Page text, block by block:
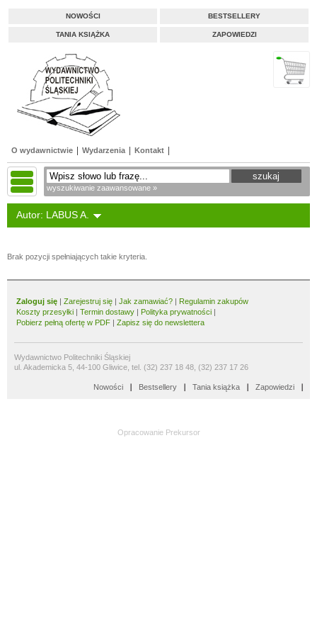
NOWOŚCI BESTSELLERY
TANIA KSIĄŻKA ZAPOWIEDZI
O wydawnictwie Wydarzenia Kontakt
wyszukiwanie zaawansowane »
Autor: LABUS A.
Brak pozycji spełniających takie kryteria.
Zaloguj się | Zarejestruj się | Jak zamawiać? | Regulamin zakupów
Koszty przesyłki | Termin dostawy | Polityka prywatności |
Pobierz pełną ofertę w PDF | Zapisz się do newslettera
Wydawnictwo Politechniki Śląskiej
ul. Akademicka 5, 44-100 Gliwice, tel. (32) 237 18 48, (32) 237 17 26
Nowości Bestsellery Tania książka Zapowiedzi
Opracowanie Prekursor